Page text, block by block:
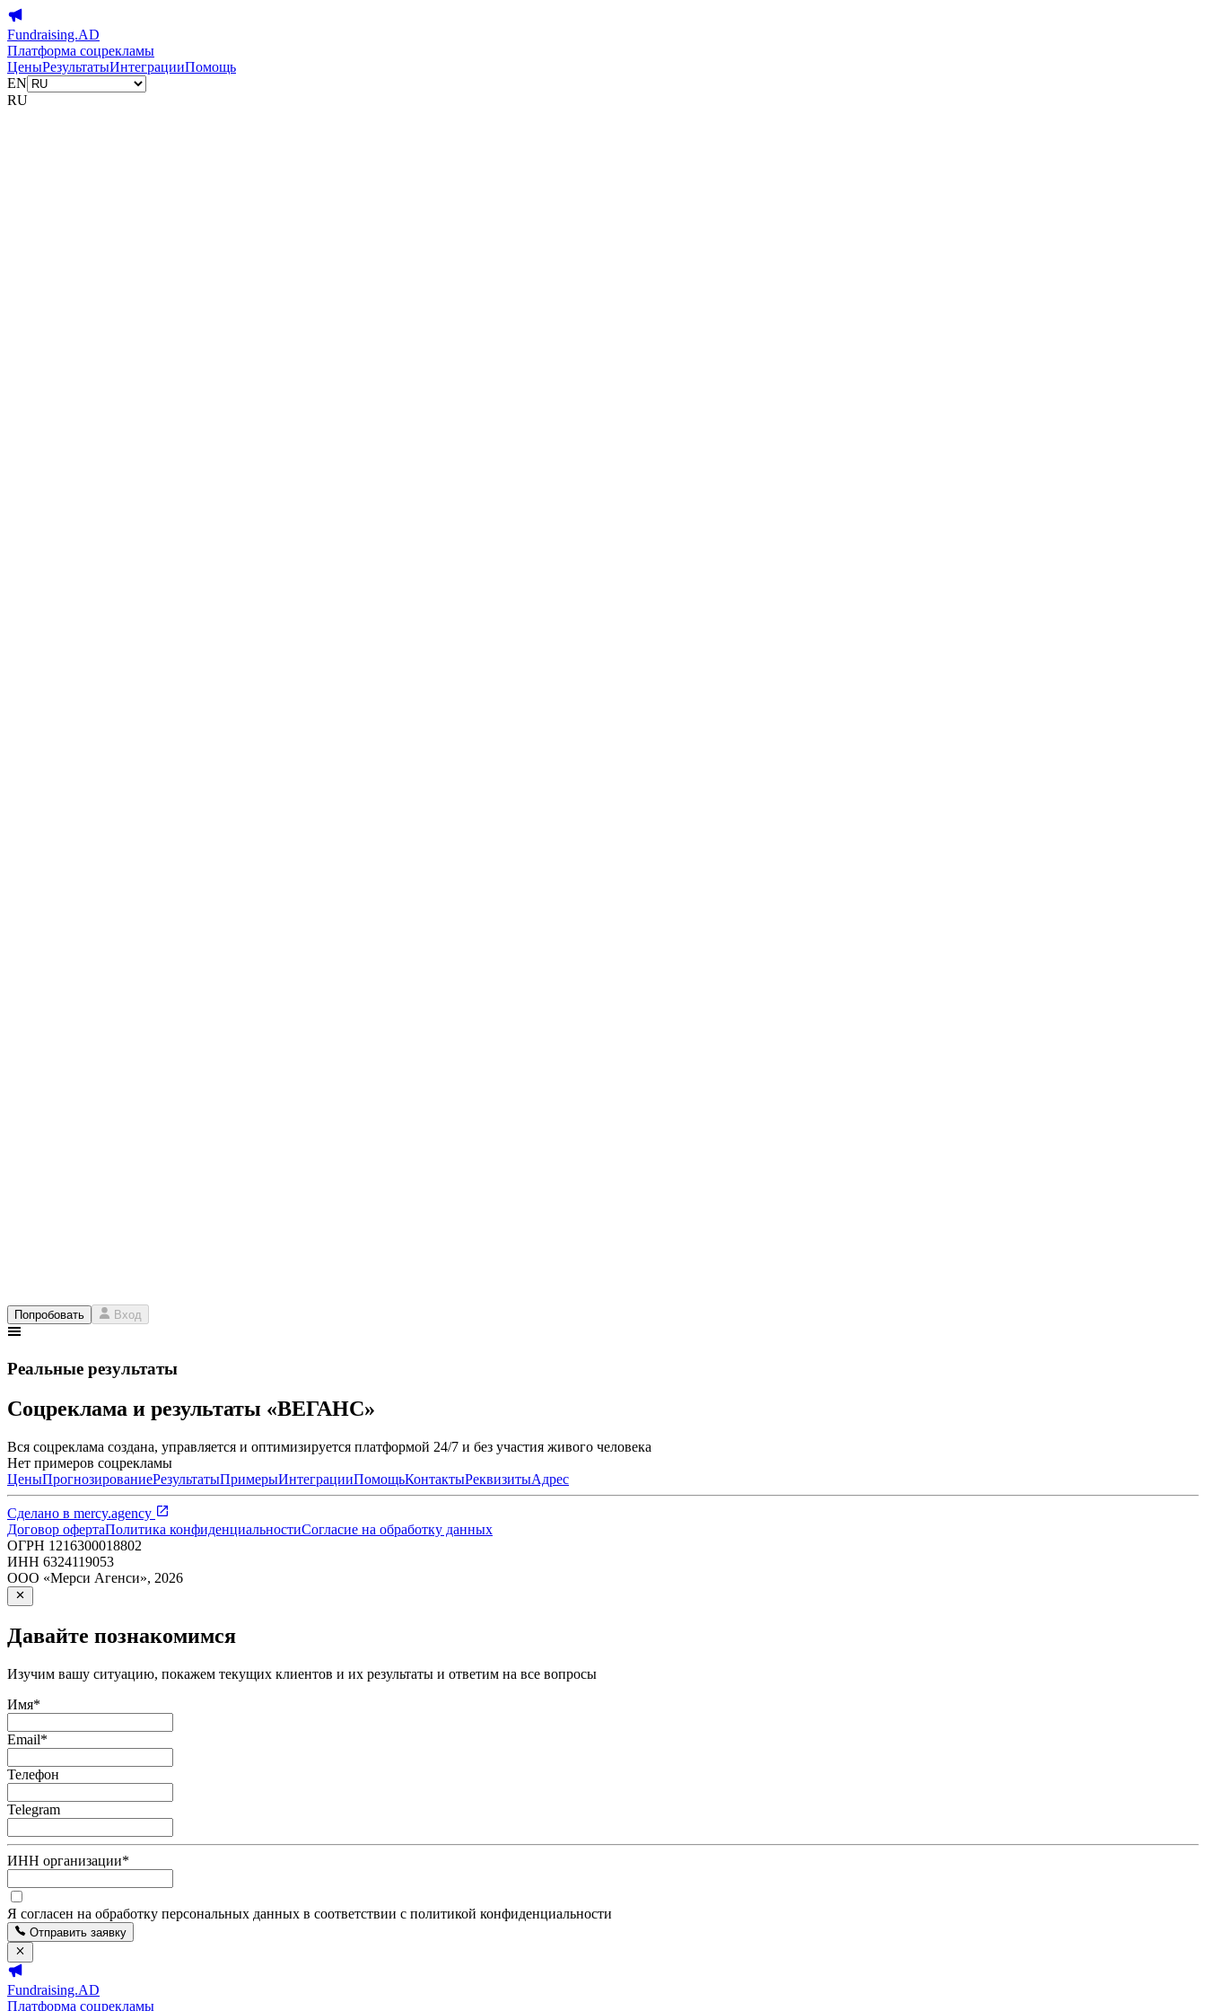
Fundraising.AD
Платформа соцрекламы
ЦеныРезультатыИнтеграцииПомощь
EN
RU
Попробовать Вход
Реальные результаты
Соцреклама и результаты «ВЕГАНС»
Вся соцреклама создана, управляется и оптимизируется платформой 24/7 и без участия живого человека
Нет примеров соцрекламы
ЦеныПрогнозированиеРезультатыПримерыИнтеграцииПомощьКонтактыРеквизитыАдрес
Сделано в mercy.agency
Договор офертаПолитика конфиденциальностиСогласие на обработку данных
ОГРН 1216300018802
ИНН 6324119053
ООО «Мерси Агенси», 2026
Давайте познакомимся
Изучим вашу ситуацию, покажем текущих клиентов и их результаты и ответим на все вопросы
Имя*
Email*
Телефон
Telegram
ИНН организации*
Я согласен на обработку персональных данных в соответствии с политикой конфиденциальности
Отправить заявку
Fundraising.AD
Платформа соцрекламы